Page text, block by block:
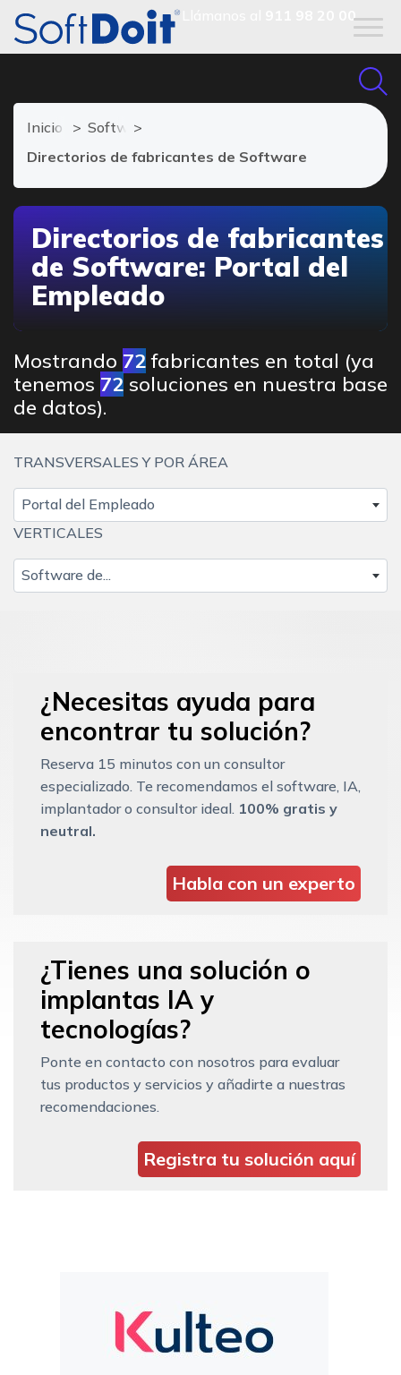
911 98 20 00
Inicio
Software Portal del empleado
Directorios de fabricantes de Software
Directorios de fabricantes
de Software: Portal del
Empleado
Mostrando 72fabricantes en total (ya
tenemos 72 soluciones en nuestra base
de datos).
TRANSVERSALES Y POR ÁREA
Portal del Empleado
VERTICALES
Software de...
¿Necesitas ayuda para
encontrar tu solución?
Reserva 15 minutos con un consultor
especializado. Te recomendamos el software, IA,
implantador o consultor ideal. 100% gratis y
neutral.
Habla con un experto
¿Tienes una solución o
implantas IA y
tecnologías?
Ponte en contacto con nosotros para evaluar
tus productos y servicios y añadirte a nuestras
recomendaciones.
Registra tu solución aquí